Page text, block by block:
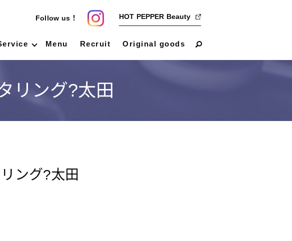
Menu Recruit Original goods
Follow us！ HOT PEPPER Beauty
リング?太田
ング?太田